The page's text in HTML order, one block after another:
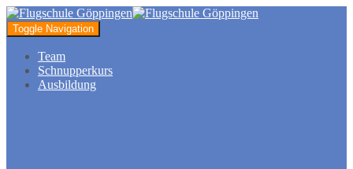
Toggle Navigation
Team
Schnupperkurs
Ausbildung